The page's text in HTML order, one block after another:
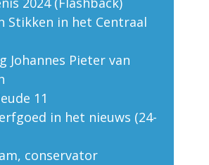
Stikken in het Centraal
Johannes Pieter van
11
in het nieuws (24-
conservator